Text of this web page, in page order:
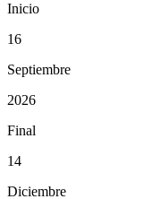
Inicio
16
Septiembre
2026
Final
14
Diciembre